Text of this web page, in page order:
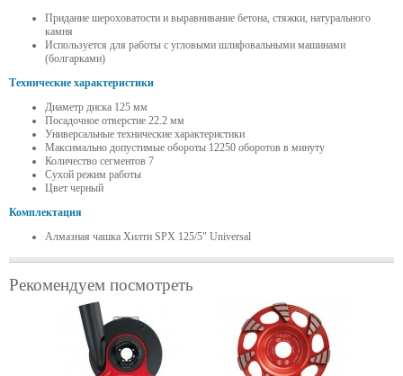
Придание шероховатости и выравнивание бетона, стяжки, натурального
камня
Используется для работы с угловыми шлифовальными машинами
(болгарками)
Технические характеристики
Диаметр диска 125 мм
Посадочное отверстие 22.2 мм
Универсальные технические характеристики
Максимально допустимые обороты 12250 оборотов в минуту
Количество сегментов 7
Сухой режим работы
Цвет черный
Комплектация
Алмазная чашка Хилти SPX 125/5" Universal
Рекомендуем посмотреть